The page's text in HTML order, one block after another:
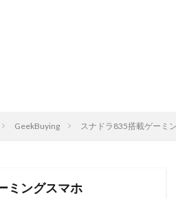
GeekBuying スナドラ835搭載ゲーミ
ミングスマホ